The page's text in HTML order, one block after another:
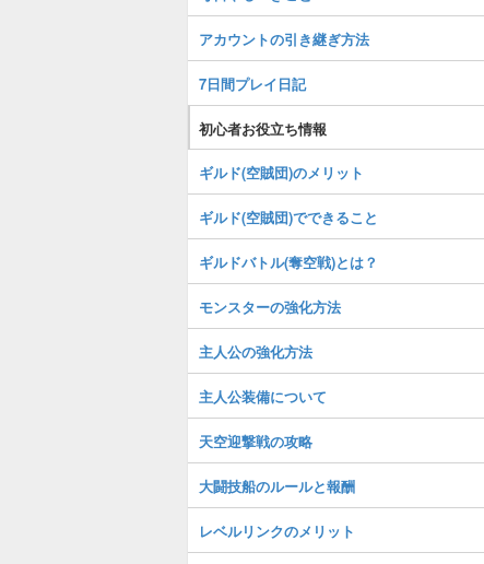
アカウントの引き継ぎ方法
7日間プレイ日記
初心者お役立ち情報
ギルド(空賊団)のメリット
ギルド(空賊団)でできること
ギルドバトル(奪空戦)とは？
モンスターの強化方法
主人公の強化方法
主人公装備について
天空迎撃戦の攻略
大闘技船のルールと報酬
レベルリンクのメリット